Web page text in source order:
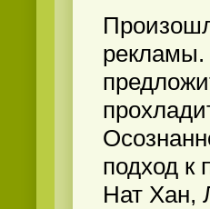
рекламы.
подход к
Нат Хан,